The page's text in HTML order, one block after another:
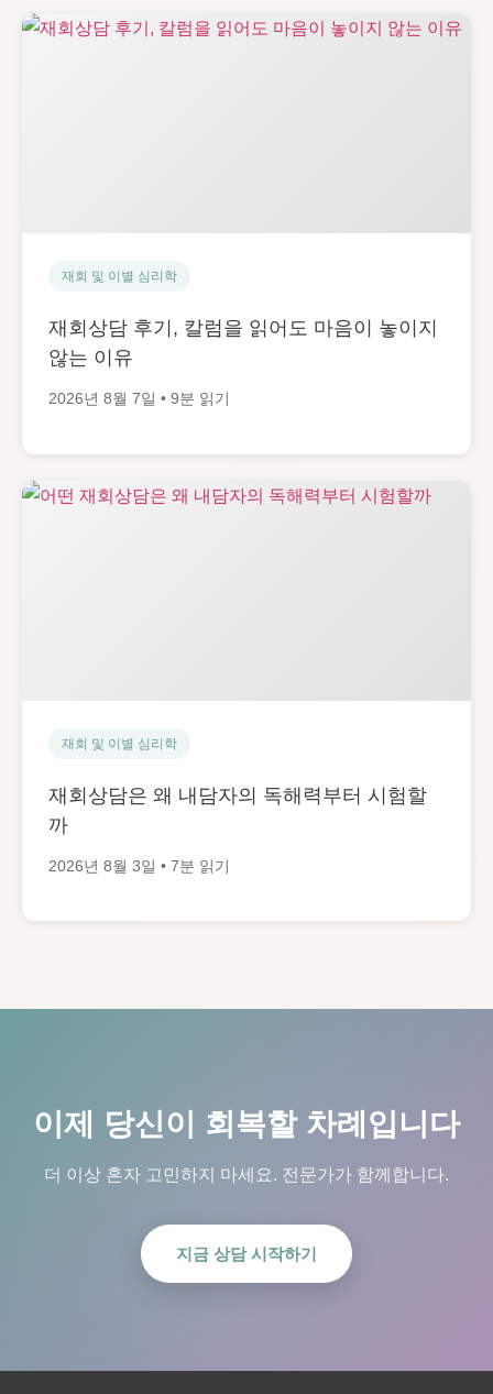
재회 및 이별 심리학
재회상담 후기, 칼럼을 읽어도 마음이 놓이지
않는 이유
2026년 8월 7일 • 9분 읽기
재회 및 이별 심리학
재회상담은 왜 내담자의 독해력부터 시험할
까
2026년 8월 3일 • 7분 읽기
이제 당신이 회복할 차례입니다
더 이상 혼자 고민하지 마세요. 전문가가 함께합니다.
지금 상담 시작하기